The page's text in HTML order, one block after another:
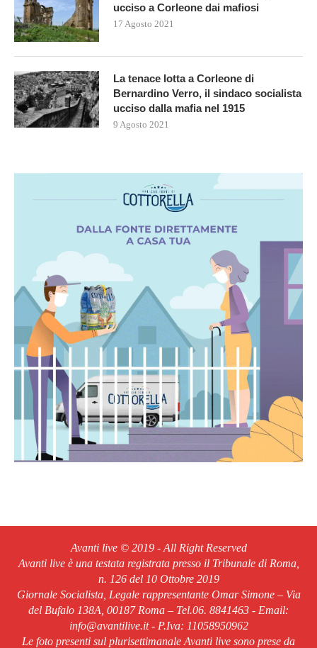
ucciso a Corleone dai mafiosi
17 Agosto 2021
La tenace lotta a Corleone di
Bernardino Verro, il sindaco socialista
ucciso dalla mafia nel 1915
9 Agosto 2021
Avanti live © 2019 - All Right Reserved
Avanti live è una testata registrata presso il Tribunale di Roma,
n. 126 del 10 Ottobre 2019
Giornale Socialista, Legale rappresentante Omar Simone – Via
del Bufalo 138A, 00187 Roma – Tel.06. 8841463 - Email:
info@avantilive.it - P.Iva: 11058950962
Le foto presenti sul plurisettimanale Avanti live sono prese da